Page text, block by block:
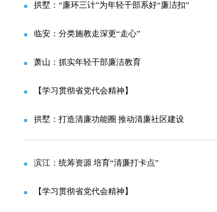
拱墅：“廉环三计”为年轻干部系好“廉洁扣”
临安：分类施教走深更“走心”
萧山：抓实年轻干部廉洁教育
【学习贯彻省党代会精神】
拱墅：打造清廉功能圈 推动清廉社区建设
滨江：统筹资源 培育“清廉打卡点”
【学习贯彻省党代会精神】